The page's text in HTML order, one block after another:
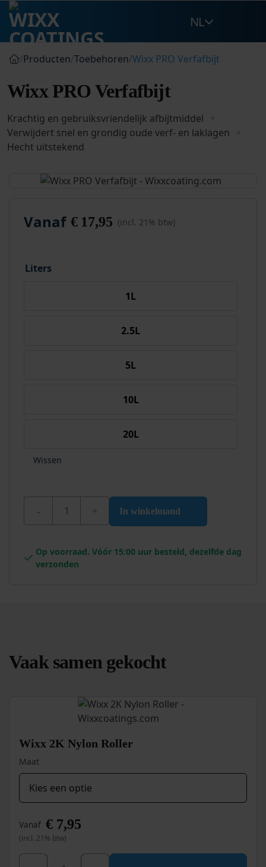
Ga
naar
inhoud
NL
/Producten/Toebehoren/Wixx PRO Verfafbijt
Wixx PRO Verfafbijt
Krachtig en gebruiksvriendelijk afbijtmiddel
Verwijdert snel en grondig oude verf- en laklagen
Hecht uitstekend
Vanaf €17,95 (incl. 21% btw)
Liters
1L
2.5L
5L
10L
20L
Wissen
Wixx PRO Verfafbijt aantal
In winkelmand
Op voorraad. Vóór 15:00 uur besteld, dezelfde dag
verzonden
Vaak samen gekocht
Wixx 2K Nylon Roller
Maat
Vanaf € 7,95
(incl. 21% btw)
Wixx 2K Nylon Roller aantal
Dit